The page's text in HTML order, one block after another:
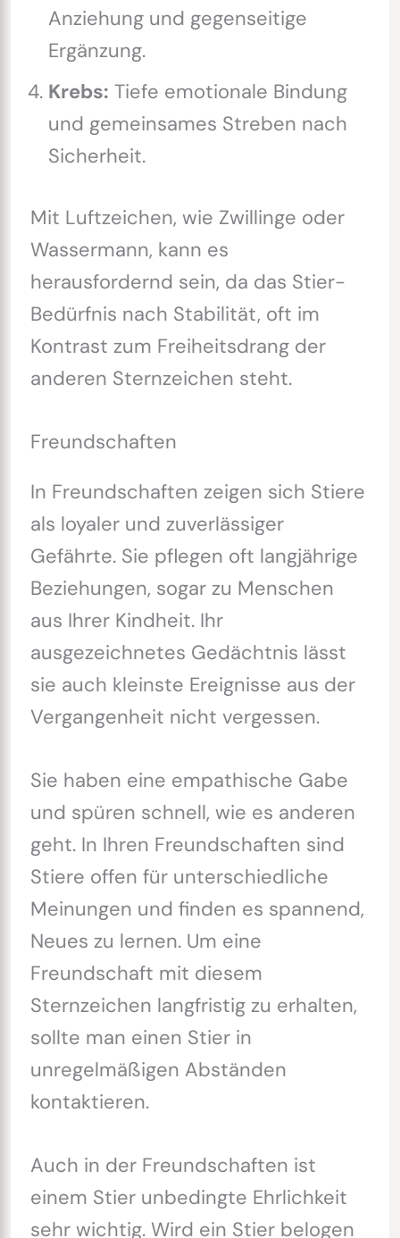
Anziehung und gegenseitige
Ergänzung.
Krebs: Tiefe emotionale Bindung
und gemeinsames Streben nach
Sicherheit.
Mit Luftzeichen, wie Zwillinge oder
Wassermann, kann es
herausfordernd sein, da das Stier-
Bedürfnis nach Stabilität, oft im
Kontrast zum Freiheitsdrang der
anderen Sternzeichen steht.
Freundschaften
In Freundschaften zeigen sich Stiere
als loyaler und zuverlässiger
Gefährte. Sie pflegen oft langjährige
Beziehungen, sogar zu Menschen
aus Ihrer Kindheit. Ihr
ausgezeichnetes Gedächtnis lässt
sie auch kleinste Ereignisse aus der
Vergangenheit nicht vergessen.
Sie haben eine empathische Gabe
und spüren schnell, wie es anderen
geht. In Ihren Freundschaften sind
Stiere offen für unterschiedliche
Meinungen und finden es spannend,
Neues zu lernen. Um eine
Freundschaft mit diesem
Sternzeichen langfristig zu erhalten,
sollte man einen Stier in
unregelmäßigen Abständen
kontaktieren.
Auch in der Freundschaften ist
einem Stier unbedingte Ehrlichkeit
sehr wichtig. Wird ein Stier belogen